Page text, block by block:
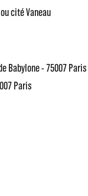
cité Vaneau
Babylone - 75007 Paris
Paris